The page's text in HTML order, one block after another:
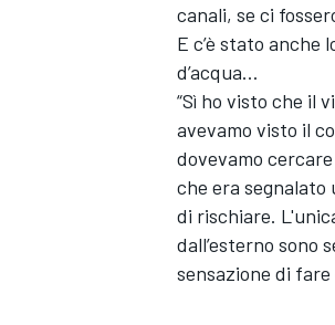
ENDURANCE/GT
canali, se ci
E c’è stato
d’acqua…
“Sì ho visto che il
avevamo visto il
dovevamo
che era segnalato
di rischiare.
dall’esterno sono
sensazione di